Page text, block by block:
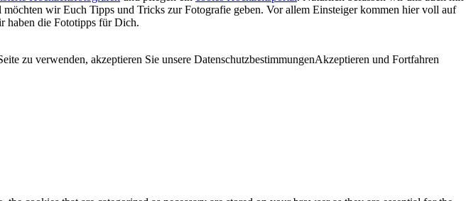
möchten wir Euch Tipps und Tricks zur Fotografie geben. Vor allem Einsteiger kommen hier voll auf
haben die Fototipps für Dich.
zu verwenden, akzeptieren Sie unsere DatenschutzbestimmungenAkzeptieren und Fortfahren